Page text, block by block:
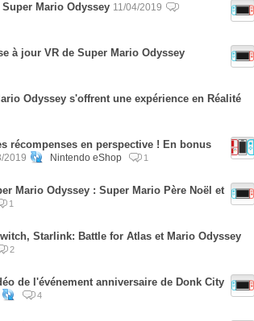
Mario Odyssey 11/04/2019
à jour VR de Super Mario Odyssey
Odyssey s'offrent une expérience en Réalité
récompenses en perspective ! En bonus
2019 Nintendo eShop 1
Mario Odyssey : Super Mario Père Noël et
1
Starlink: Battle for Atlas et Mario Odyssey
2
de l'événement anniversaire de Donk City
4